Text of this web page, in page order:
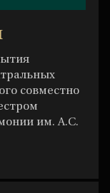
совместно
им. А.С.